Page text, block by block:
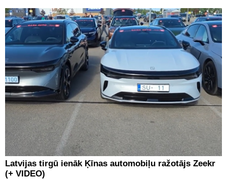
Latvijas tirgū ienāk Ķīnas automobiļu ražotājs Zeekr
(+ VIDEO)